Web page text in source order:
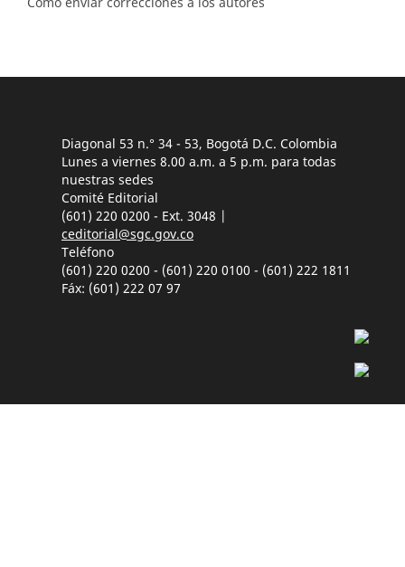
Diagonal 53 n.° 34 - 53, Bogotá D.C. Colombia
Lunes a viernes 8.00 a.m. a 5 p.m. para todas
nuestras sedes
Comité Editorial
(601) 220 0200 - Ext. 3048 |
ceditorial@sgc.gov.co
Teléfono
(601) 220 0200 - (601) 220 0100 - (601) 222 1811
Fáx: (601) 222 07 97